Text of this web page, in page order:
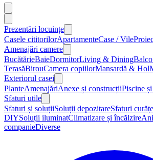
Prezentări locuințe
Casele cititorilorApartamenteCase / Vile
Amenajări camere
BucătărieBaieDormitorLiving & Dining
TerasăBirouCamera copiilorMansardă & Hol
Exteriorul casei
PlanteAmenajăriAnexe și construcțiiPiscine
Sfaturi utile
Sfaturi și soluțiiSoluții depozitareSfaturi
DIYSoluții iluminatClimatizare și încălzire
companieDiverse